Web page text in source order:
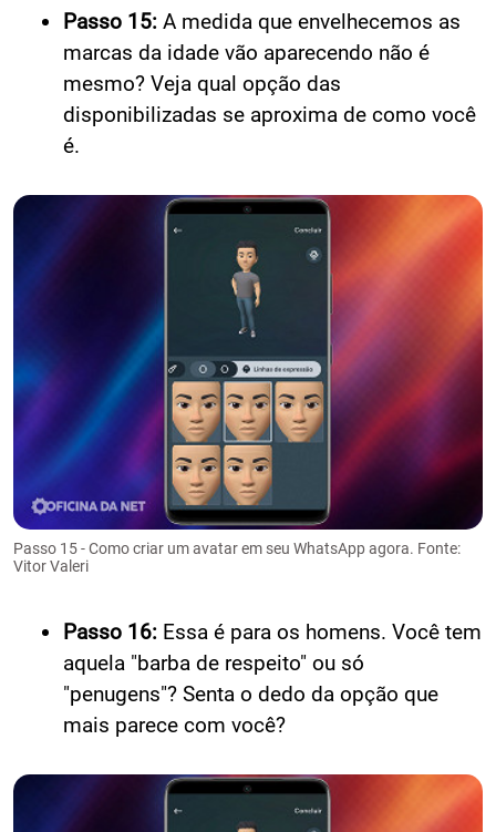
Passo 15: A medida que envelhecemos as
marcas da idade vão aparecendo não é
mesmo? Veja qual opção das
disponibilizadas se aproxima de como você
é.
Passo 15 - Como criar um avatar em seu WhatsApp agora. Fonte:
Vitor Valeri
Passo 16: Essa é para os homens. Você tem
aquela "barba de respeito" ou só
"penugens"? Senta o dedo da opção que
mais parece com você?